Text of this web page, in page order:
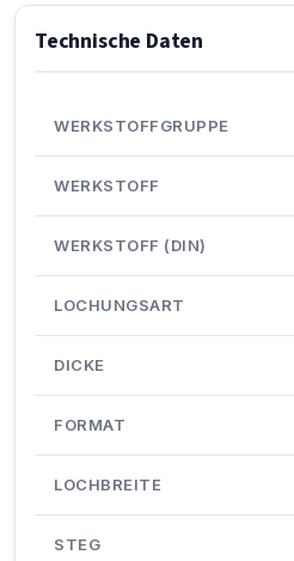
Technische Daten
WERKSTOFFGRUPPE
WERKSTOFF
WERKSTOFF (DIN)
LOCHUNGSART
DICKE
FORMAT
LOCHBREITE
STEG